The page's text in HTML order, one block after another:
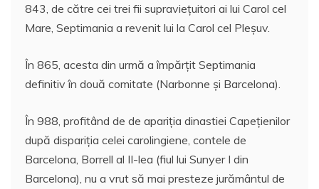
843, de către cei trei fii supravieţuitori ai lui Carol cel
Mare, Septimania a revenit lui la Carol cel Pleșuv.
În 865, acesta din urmă a împărţit Septimania
definitiv în două comitate (Narbonne și Barcelona).
În 988, profitând de de apariţia dinastiei Capețienilor
după dispariţia celei carolingiene, contele de
Barcelona, Borrell al II-lea (fiul lui Sunyer I din
Barcelona), nu a vrut să mai presteze jurământul de